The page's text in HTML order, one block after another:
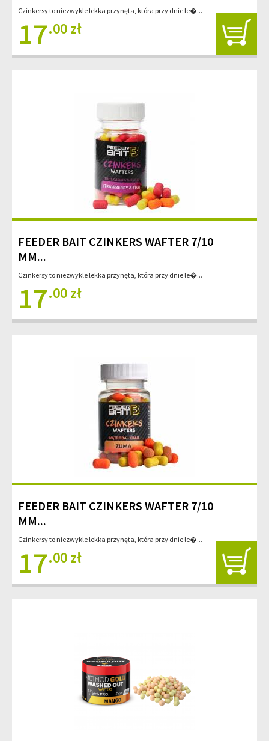
Czinkersy to niezwykle lekka przynęta, która przy dnie le�...
17.00 zł
FEEDER BAIT CZINKERS WAFTER 7/10
MM...
Czinkersy to niezwykle lekka przynęta, która przy dnie le�...
17.00 zł
FEEDER BAIT CZINKERS WAFTER 7/10
MM...
Czinkersy to niezwykle lekka przynęta, która przy dnie le�...
17.00 zł